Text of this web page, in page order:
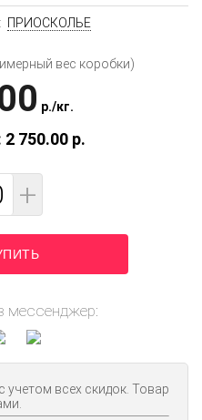
ПРИОСКОЛЬЕ
вес коробки)
p./кг.
2 750.00 p.
+
мессенджер:
учетом всех скидок. Товар